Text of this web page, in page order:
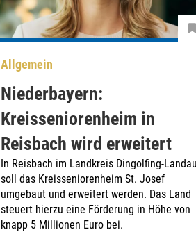
Allgemein
Niederbayern:
Kreisseniorenheim in
Reisbach wird erweitert
In Reisbach im Landkreis Dingolfing-Landau
soll das Kreisseniorenheim St. Josef
umgebaut und erweitert werden. Das Land
steuert hierzu eine Förderung in Höhe von
knapp 5 Millionen Euro bei.